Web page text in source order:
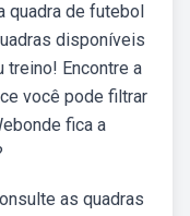
quadra de futebol
disponíveis
treino! Encontre a
você pode filtrar
fica a
as quadras